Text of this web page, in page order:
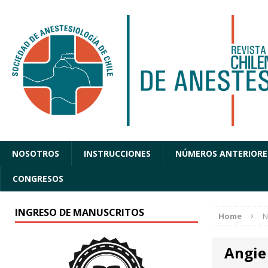
NOSOTROS INSTRUCCIONES NÚMEROS
CONGRESOS
Home
INGRESO DE MANUSCRITOS